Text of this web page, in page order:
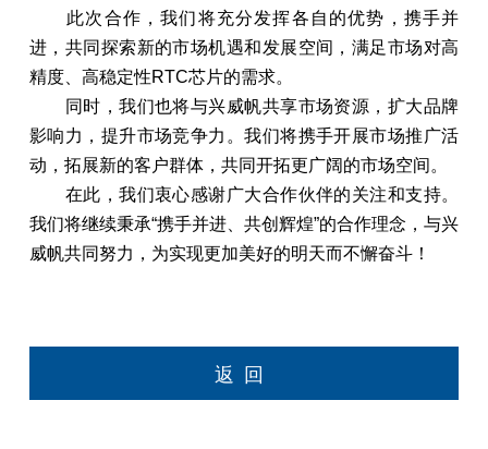
此次合作，我们将充分发挥各自的优势，携手并
进，共同探索新的市场机遇和发展空间，满足市场对高
精度、高稳定性RTC芯片的需求。
同时，我们也将与兴威帆共享市场资源，扩大品牌
影响力，提升市场竞争力。我们将携手开展市场推广活
动，拓展新的客户群体，共同开拓更广阔的市场空间。
在此，我们衷心感谢广大合作伙伴的关注和支持。
我们将继续秉承“携手并进、共创辉煌”的合作理念，与兴
威帆共同努力，为实现更加美好的明天而不懈奋斗！
返回